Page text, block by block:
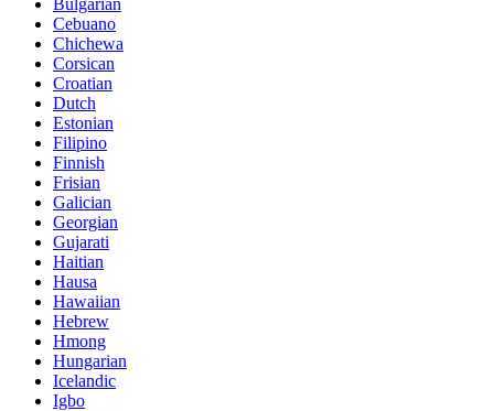
Bulgarian
Cebuano
Chichewa
Corsican
Croatian
Dutch
Estonian
Filipino
Finnish
Frisian
Galician
Georgian
Gujarati
Haitian
Hausa
Hawaiian
Hebrew
Hmong
Hungarian
Icelandic
Igbo